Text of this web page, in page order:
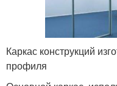
Каркас конструкций
профиля